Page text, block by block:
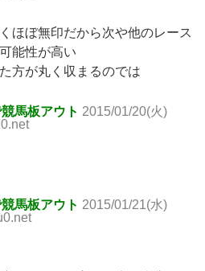
ほぼ無印だから次や他のレース
能性が高い
方が丸く収まるのでは
馬板アウト 2015/01/20(火)
馬板アウト 2015/01/21(水)